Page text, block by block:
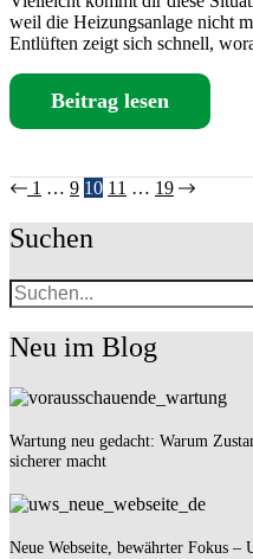
weil die Heizungsanlage nicht
Entlüften zeigt sich schnell,
Beitrag lesen
1 … 9 10 11 … 19
Suchen
Neu im Blog
Wartung neu gedacht: Warum
sicherer macht
Neue Webseite, bewährter Fokus –